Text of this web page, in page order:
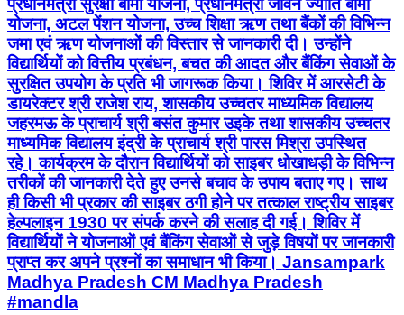
प्रधानमंत्री सुरक्षा बीमा योजना, प्रधानमंत्री जीवन ज्योति बीमा
योजना, अटल पेंशन योजना, उच्च शिक्षा ऋण तथा बैंकों की विभिन्न
जमा एवं ऋण योजनाओं की विस्तार से जानकारी दी। उन्होंने
विद्यार्थियों को वित्तीय प्रबंधन, बचत की आदत और बैंकिंग सेवाओं के
सुरक्षित उपयोग के प्रति भी जागरूक किया। शिविर में आरसेटी के
डायरेक्टर श्री राजेश राय, शासकीय उच्चतर माध्यमिक विद्यालय
जहरमऊ के प्राचार्य श्री बसंत कुमार उइके तथा शासकीय उच्चतर
माध्यमिक विद्यालय इंद्री के प्राचार्य श्री पारस मिश्रा उपस्थित
रहे। कार्यक्रम के दौरान विद्यार्थियों को साइबर धोखाधड़ी के विभिन्न
तरीकों की जानकारी देते हुए उनसे बचाव के उपाय बताए गए। साथ
ही किसी भी प्रकार की साइबर ठगी होने पर तत्काल राष्ट्रीय साइबर
हेल्पलाइन 1930 पर संपर्क करने की सलाह दी गई। शिविर में
विद्यार्थियों ने योजनाओं एवं बैंकिंग सेवाओं से जुड़े विषयों पर जानकारी
प्राप्त कर अपने प्रश्नों का समाधान भी किया। Jansampark
Madhya Pradesh CM Madhya Pradesh
#mandla